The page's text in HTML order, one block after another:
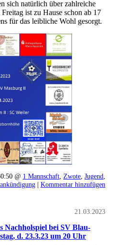
sich natürlich über zahlreiche
ist zu Hause schon ab 17
für das leibliche Wohl gesorgt.
@ 1 Mannschaft Zwote Jugend
| Kommentar hinzufügen
21.03.2023
Nachholspiel bei SV Blau-
d. 23.3.23 um 20 Uhr